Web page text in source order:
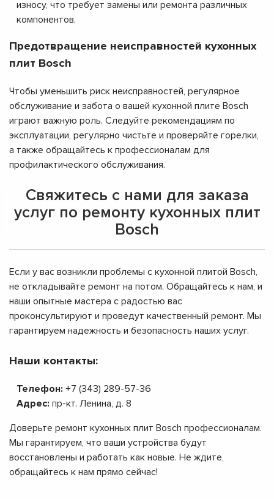
износу, что требует замены или ремонта различных
компонентов.
Предотвращение неисправностей кухонных
плит Bosch
Чтобы уменьшить риск неисправностей, регулярное
обслуживание и забота о вашей кухонной плите Bosch
играют важную роль. Следуйте рекомендациям по
эксплуатации, регулярно чистьте и проверяйте горелки,
а также обращайтесь к профессионалам для
профилактического обслуживания.
Свяжитесь с нами для заказа
услуг по ремонту кухонных плит
Bosch
Если у вас возникли проблемы с кухонной плитой Bosch,
не откладывайте ремонт на потом. Обращайтесь к нам, и
наши опытные мастера с радостью вас
проконсультируют и проведут качественный ремонт. Мы
гарантируем надежность и безопасность наших услуг.
Наши контакты:
Телефон: +7 (343) 289-57-36
Адрес: пр-кт. Ленина, д. 8
Доверьте ремонт кухонных плит Bosch профессионалам.
Мы гарантируем, что ваши устройства будут
восстановлены и работать как новые. Не ждите,
обращайтесь к нам прямо сейчас!